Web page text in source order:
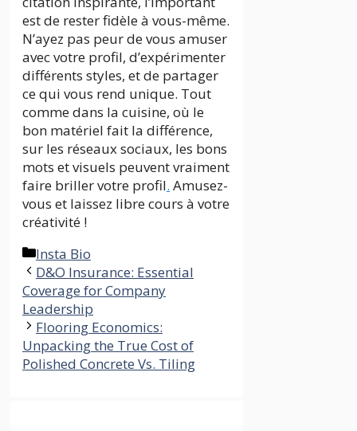
est de rester fidèle à vous-même.
N’ayez pas peur de vous amuser
avec votre profil, d’expérimenter
différents styles, et de partager
ce qui vous rend unique. Tout
comme dans la cuisine, où le
bon matériel fait la différence,
sur les réseaux sociaux, les bons
mots et visuels peuvent vraiment
faire briller votre profil. Amusez-
vous et laissez libre cours à votre
créativité !
Categories
Insta Bio
D&O Insurance: Essential
Coverage for Company
Leadership
Flooring Economics:
Unpacking the True Cost of
Polished Concrete Vs. Tiling